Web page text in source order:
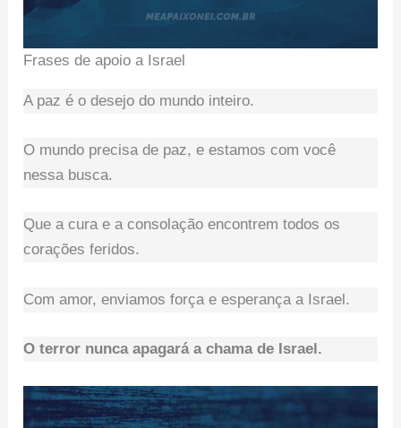
Frases de apoio a Israel
A paz é o desejo do mundo inteiro.
O mundo precisa de paz, e estamos com você
nessa busca.
Que a cura e a consolação encontrem todos os
corações feridos.
Com amor, enviamos força e esperança a Israel.
O terror nunca apagará a chama de Israel.